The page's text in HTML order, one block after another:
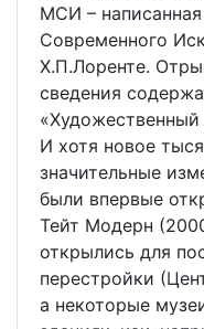
МСИ – написанная
Современного
Х.П.Лоренте.
сведения
И хотя новое
значительные
были впервые
Тейт Модерн
открылись для
перестройки
а некоторые